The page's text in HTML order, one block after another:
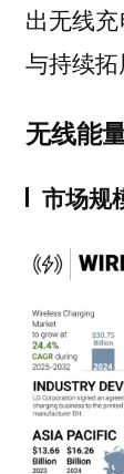
出无线
与持续拓
无线能
市场规